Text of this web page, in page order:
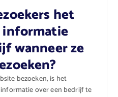
het
wanneer ze
bezoeken, is het
over een bedrijf te